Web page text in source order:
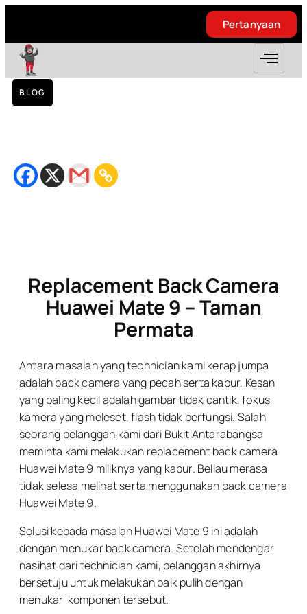
Pertanyaan
BLOG
Replacement Back Camera
Huawei Mate 9 – Taman
Permata
Antara masalah yang technician kami kerap jumpa
adalah back camera yang pecah serta kabur. Kesan
yang paling kecil adalah gambar tidak cantik, fokus
kamera yang meleset, flash tidak berfungsi. Salah
seorang pelanggan kami dari Bukit Antarabangsa
meminta kami melakukan replacement back camera
Huawei Mate 9 miliknya yang kabur. Beliau merasa
tidak selesa melihat serta menggunakan back camera
Huawei Mate 9.
Solusi kepada masalah Huawei Mate 9 ini adalah
dengan menukar back camera. Setelah mendengar
nasihat dari technician kami, pelanggan akhirnya
bersetuju untuk melakukan baik pulih dengan
menukar komponen tersebut.